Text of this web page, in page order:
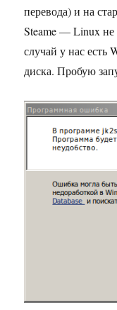
перевода) и на
Steame — Linux не
случай у нас есть
диска. Пробую